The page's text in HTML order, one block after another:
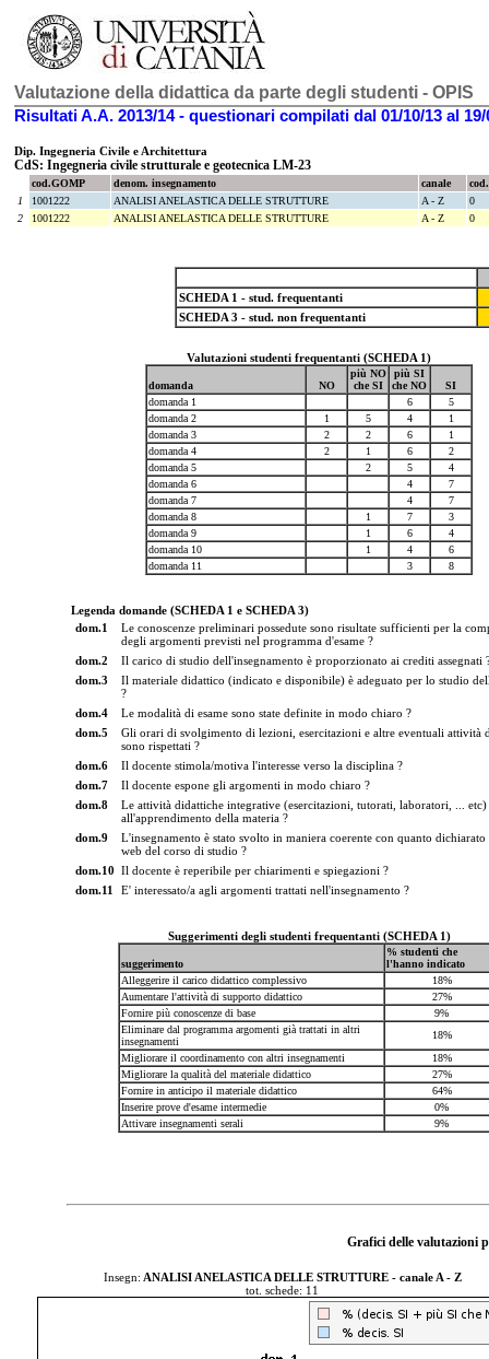
Valutazione della didattica da parte degli studenti - OPIS
Risultati A.A. 2013/14- questionari compilati dal 01/10/13 al 19/
Dip. Ingegneria Civile e Architettura
CdS: Ingegneria civile strutturale e geotecnica LM-23
cod.GOMP denom. insegnamento canale
1
1001222 ANALISI ANELASTICA DELLE STRUTTURE A - Z
0
2
1001222 ANALISI ANELASTICA DELLE STRUTTURE A - Z 0
SCHEDA 1 - stud. frequentanti
SCHEDA 3 - stud. non frequentanti
Valutazioni studenti frequentanti (SCHEDA 1)
domanda NO
più NO
che SI
più SI
che NO
SI
domanda 1
6
5
domanda 2
1 5 4
1
domanda 3
2 2 6
1
domanda 4
2 1 6
2
domanda 5
2 5
4
domanda 6
4
7
domanda 7
4
7
domanda 8
1 7
3
domanda 9
1 6
4
domanda 10
1 4
6
domanda 11
3 8
Legenda domande (SCHEDA 1 e SCHEDA 3)
dom.1
Le conoscenze preliminari possedute sono risultate sufficienti per la
degli argomenti previsti nel programma d'esame ?
dom.2
Il carico di studio dell'insegnamento è proporzionato ai crediti assegnati
dom.3
Il materiale didattico (indicato e disponibile) è adeguato per lo studio
?
dom.4
Le modalità di esame sono state definite in modo chiaro ?
dom.5
Gli orari di svolgimento di lezioni, esercitazioni e altre eventuali attività
sono rispettati ?
dom.6
Il docente stimola/motiva l'interesse verso la disciplina ?
dom.7
Il docente espone gli argomenti in modo chiaro ?
dom.8
Le attività didattiche integrative (esercitazioni, tutorati, laboratori, ...
all'apprendimento della materia ?
dom.9
L'insegnamento è stato svolto in maniera coerente con quanto dichiarato
web del corso di studio ?
dom.10 Il docente è reperibile per chiarimenti e spiegazioni ?
dom.11
E' interessato/a agli argomenti trattati nell'insegnamento ?
Suggerimenti degli studenti frequentanti (SCHEDA 1)
suggerimento
% studenti che
l'hanno indicato
Alleggerire il carico didattico complessivo
18%
Aumentare l'attività di supporto didattico
27%
Fornire più conoscenze di base
9%
Eliminare dal programma argomenti già trattati in altri
insegnamenti
18%
Migliorare il coordinamento con altri insegnamenti
18%
Migliorare la qualità del materiale didattico
27%
Fornire in anticipo il materiale didattico
64%
Inserire prove d'esame intermedie
0%
Attivare insegnamenti serali
9%
Grafici delle valutazioni
Insegn: ANALISI ANELASTICA DELLE STRUTTURE - canale A - Z
tot. schede: 11